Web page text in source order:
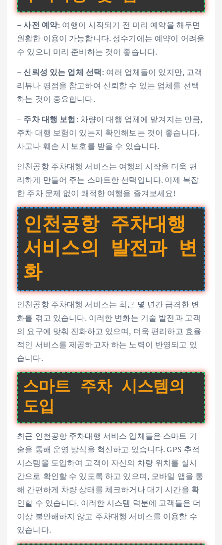
–사전 예약: 여행이 시작되기 전 미리 예약을 해두면
원활한 이용이 가능합니다. 성수기에는 예약이 어려울
수 있으니 미리 준비하는 것이 좋습니다.
– 신뢰성 있는 업체 선택: 여러 업체들이 있지만, 고객
리뷰나 평점을 참고하여 신뢰할 수 있는 업체를 선택
하는 것이 중요합니다.
– 주차 대행 보험 : 차량이 대행 업체에 맡겨지는 만큼,
주차 대행 보험이 있는지 확인해보는 것이 좋습니다.
사고나 훼손 시 보호를 받을 수 있습니다.
인천공항 주차대행 서비스는 여행의 시작을 더욱 편
리하게 만들어 주는 스마트한 선택입니다. 이제 복잡
한 주차 문제 없이 쾌적한 여행을 즐겨보세요!
인천공항 주차대행
서비스의 발전과 변
화
인천공항 주차대행 서비스는 최근 몇 년간 급격한 변
화를 겪고 있습니다. 이러한 변화는 기술 발전과 고객
의 요구에 맞춰 진화하고 있으며, 더욱 편리하고 효율
적인 서비스를 제공하고자 하는 노력이 반영되고 있
습니다.
스마트 주차 시스템의
도입
최근 인천공항 주차대행 서비스 업체들은 스마트 기
술을 통해 운영 방식을 혁신하고 있습니다. GPS 추적
시스템을 도입하여 고객이 자신의 차량 위치를 실시
간으로 확인할 수 있도록 하고 있으며, 모바일 앱을 통
해 간편하게 차량 상태를 체크하거나 대기 시간을 확
인할 수 있습니다. 이러한 시스템 덕분에 고객들은 더
이상 불안해하지 않고 주차대행 서비스를 이용할 수
있습니다.